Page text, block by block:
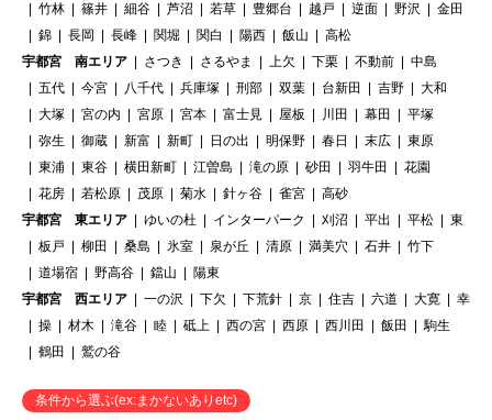
竹林
篠井 細谷 芦沼 若草 豊郷台 越戸 逆面 野沢
金田
錦
長岡 長峰 関堀 関白 陽西 飯山
高松
宇都宮 南エリア
さつき さるやま 上欠 下栗 不動前
中島
五代
今宮 八千代 兵庫塚 刑部 双葉 台新田 吉野
大和
大塚
宮の内 宮原 宮本 富士見 屋板 川田 幕田
平塚
弥生
御蔵 新富 新町 日の出 明保野 春日 末広
東原
東浦
東谷 横田新町 江曽島 滝の原 砂田 羽牛田
花園
花房
若松原 茂原 菊水 針ヶ谷 雀宮
高砂
宇都宮 東エリア
ゆいの杜 インターパーク 刈沼 平出 平松
東
板戸
柳田 桑島 氷室 泉が丘 清原 満美穴 石井
竹下
道場宿
野高谷 鐺山
陽東
宇都宮 西エリア
一の沢 下欠 下荒針 京 住吉 六道 大寛
幸
操
材木 滝谷 睦 砥上 西の宮 西原 西川田 飯田
駒生
鶴田
鷲の谷
条件から選ぶ(ex:まかないありetc)